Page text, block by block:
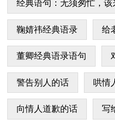
经典语句：无须匆忙，
鞠婧祎经典语录 给
董卿经典语录语句
警告别人的话 哄情
向情人道歉的话 写